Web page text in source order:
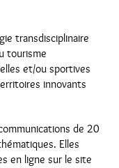
transdisciplinaire
tourisme
et/ou sportives
innovants
de 20
Elles
en ligne sur le site